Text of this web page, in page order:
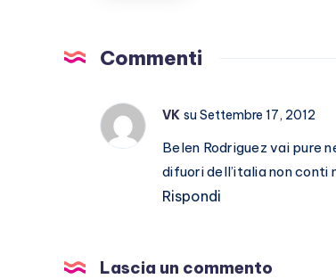
Commenti
VK su Settembre 17, 2012
Belen Rodriguez vai pure
difuori dell’italia non conti
Rispondi
Lascia un commento